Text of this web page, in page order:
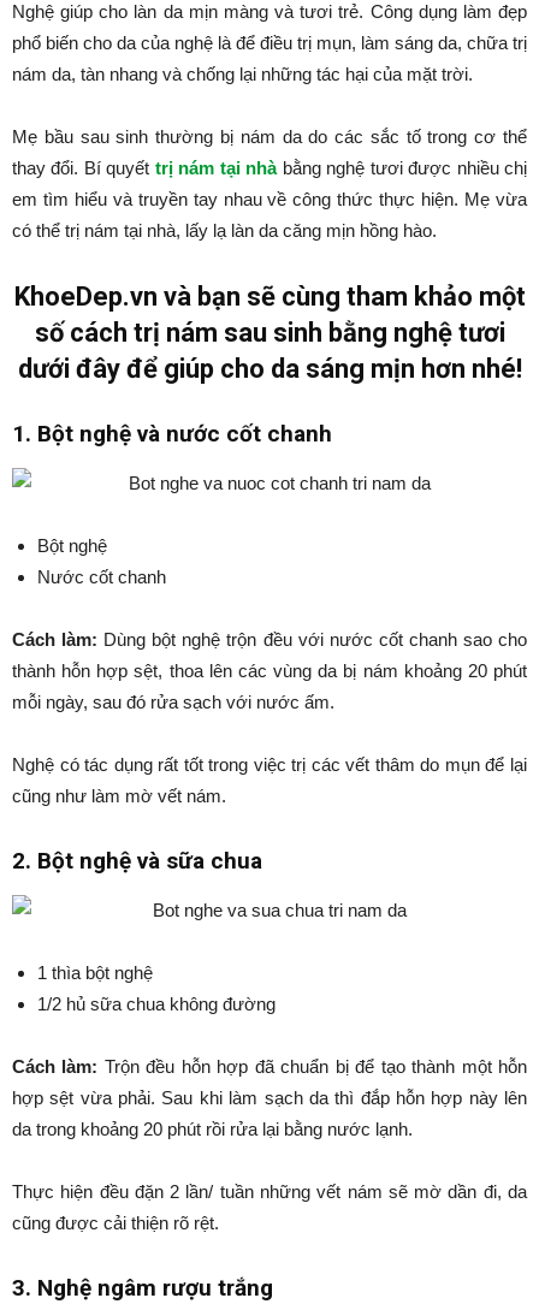
Nghệ giúp cho làn da mịn màng và tươi trẻ. Công dụng làm đẹp
phổ biến cho da của nghệ là để điều trị mụn, làm sáng da, chữa trị
nám da, tàn nhang và chống lại những tác hại của mặt trời.
Mẹ bầu sau sinh thường bị nám da do các sắc tố trong cơ thể
thay đổi. Bí quyết trị nám tại nhàbằng nghệ tươi được nhiều chị
em tìm hiểu và truyền tay nhau về công thức thực hiện. Mẹ vừa
có thể trị nám tại nhà, lấy lạ làn da căng mịn hồng hào.
KhoeDep.vn và bạn sẽ cùng tham khảo một
số cách trị nám sau sinh bằng nghệ tươi
dưới đây để giúp cho da sáng mịn hơn nhé!
1. Bột nghệ và nước cốt chanh
Bột nghệ
Nước cốt chanh
Cách làm: Dùng bột nghệ trộn đều với nước cốt chanh sao cho
thành hỗn hợp sệt, thoa lên các vùng da bị nám khoảng 20 phút
mỗi ngày, sau đó rửa sạch với nước ấm.
Nghệ có tác dụng rất tốt trong việc trị các vết thâm do mụn để lại
cũng như làm mờ vết nám.
2. Bột nghệ và sữa chua
1 thìa bột nghệ
1/2 hủ sữa chua không đường
Cách làm: Trộn đều hỗn hợp đã chuẩn bị để tạo thành một hỗn
hợp sệt vừa phải. Sau khi làm sạch da thì đắp hỗn hợp này lên
da trong khoảng 20 phút rồi rửa lại bằng nước lạnh.
Thực hiện đều đặn 2 lần/ tuần những vết nám sẽ mờ dần đi, da
cũng được cải thiện rõ rệt.
3. Nghệ ngâm rượu trắng